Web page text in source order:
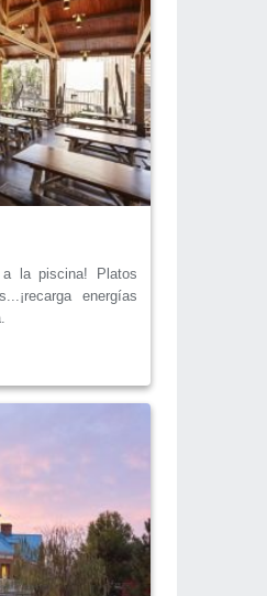
la piscina! Platos
energías